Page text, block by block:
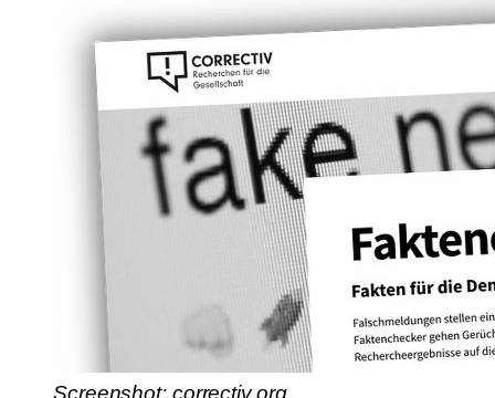
Screenshot: correctiv.org